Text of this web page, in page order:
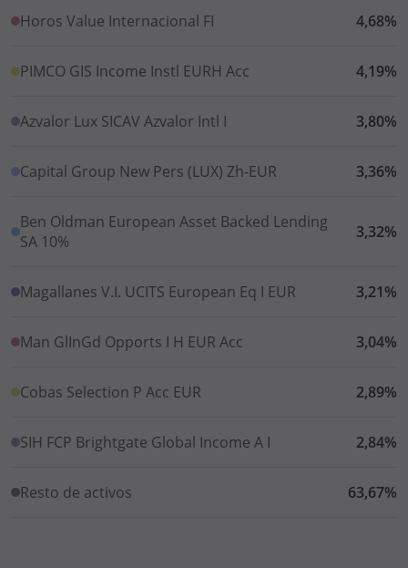
Horos Value Internacional FI 4,68%
PIMCO GIS Income Instl EURH Acc 4,19%
Azvalor Lux SICAV Azvalor Intl I 3,80%
Capital Group New Pers (LUX) Zh-EUR 3,36%
Ben Oldman European Asset Backed Lending
SA 10%
3,32%
Magallanes V.I. UCITS European Eq I EUR 3,21%
Man GlInGd Opports I H EUR Acc 3,04%
Cobas Selection P Acc EUR 2,89%
SIH FCP Brightgate Global Income A I 2,84%
Resto de activos 63,67%